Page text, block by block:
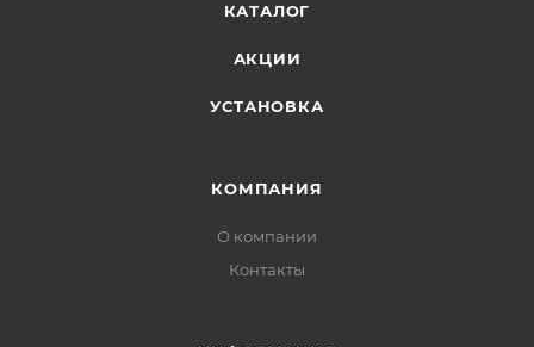
КАТАЛОГ
АКЦИИ
УСТАНОВКА
КОМПАНИЯ
О компании
Контакты